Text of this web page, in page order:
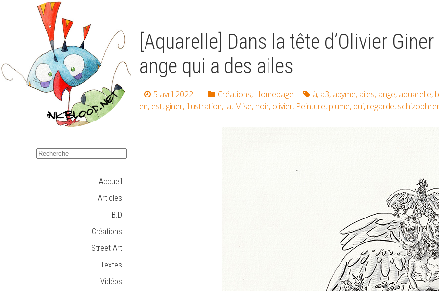
Accueil
Articles
B.D
Créations
Street Art
Textes
Vidéos
[Aquarelle] Dans la tête d’Olivier
ange qui a des ailes
5 avril 2022 Créations, Homepage à, a3, abyme, ailes, ange, aquarelle,
en, est, giner, illustration, la, Mise, noir, olivier, Peinture, plume, qui, regarde,